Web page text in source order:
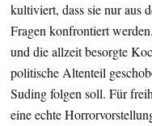
kultiviert, dass sie nur aus
Fragen konfrontiert
und die allzeit besorgte
politische Altenteil
Suding folgen soll. Für
eine echte